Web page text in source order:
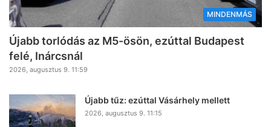
MINDENMÁS
Újabb torlódás az M5-ösön, ezúttal Budapest
felé, Inárcsnál
2026, augusztus 9. 11:59
Újabb tűz: ezúttal Vásárhely mellett
2026, augusztus 9. 11:15